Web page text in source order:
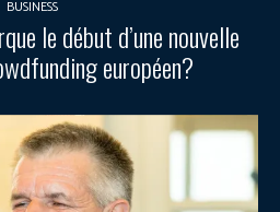
BUSINESS
le début d’une nouvelle
européen?